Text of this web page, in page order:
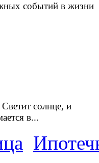
событий в жизни
солнце, и
в...